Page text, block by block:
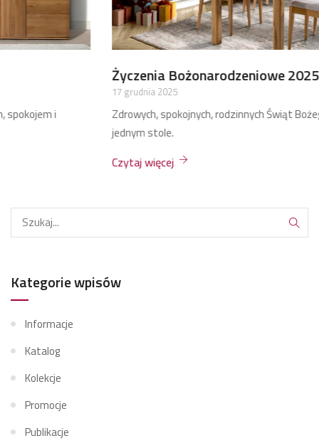
Życzenia Bożonarodzeniowe 2025
Zdrowych, spokojnych, rodzinnych Świąt Bożego Narodzenia przy
Kategorie wpisów
Informacje
Katalog
Kolekcje
Promocje
Publikacje